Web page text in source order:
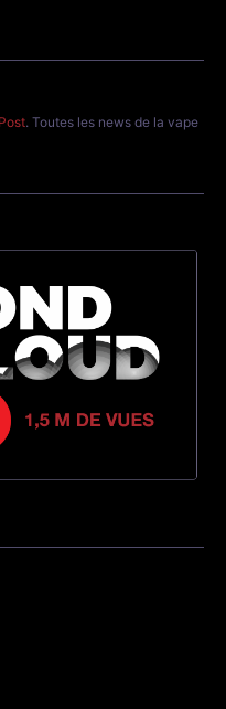
. Toutes les news de la vape